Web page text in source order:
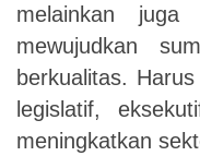
melainkan juga
mewujudkan
berkualitas.
legislatif,
meningkatkan